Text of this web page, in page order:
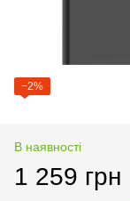
−2%
В наявності
1 259 грн